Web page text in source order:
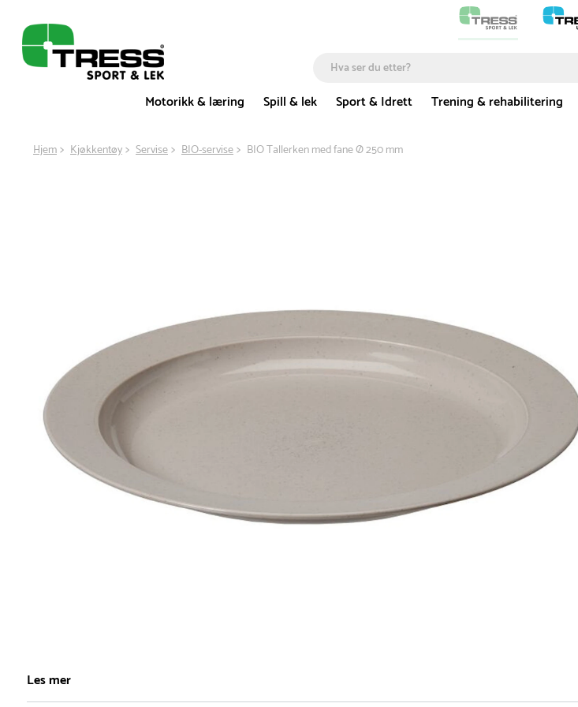
Motorikk & læring
Spill & lek Sport & Idrett Trening & rehabilitering
Hjem Kjøkkentøy Servise BIO-servise BIO Tallerken med fane Ø 250 mm
1
of
Les mer